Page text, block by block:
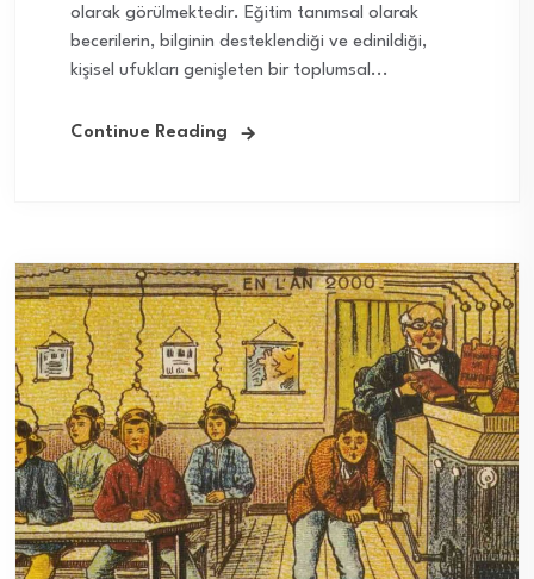
olarak görülmektedir. Eğitim tanımsal olarak
becerilerin, bilginin desteklendiği ve edinildiği,
kişisel ufukları genişleten bir toplumsal...
Continue Reading